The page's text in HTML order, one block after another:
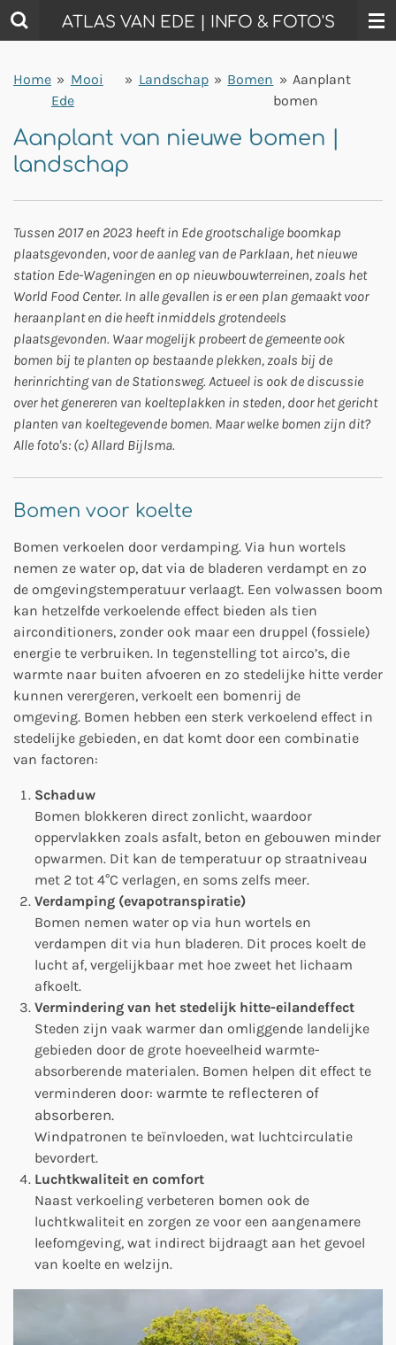
Ga
direct
de
hoofdinhoud
ATLAS VAN EDE | INFO & FOTO'S
Home » Mooi
Ede
» Landschap » Bomen » Aanplant
bomen
Aanplant van nieuwe bomen |
landschap
Tussen 2017 en 2023 heeft in Ede grootschalige boomkap
plaatsgevonden, voor de aanleg van de Parklaan, het nieuwe
station Ede-Wageningen en op nieuwbouwterreinen, zoals het
World Food Center. In alle gevallen is er een plan gemaakt voor
heraanplant en die heeft inmiddels grotendeels
plaatsgevonden. Waar mogelijk probeert de gemeente ook
bomen bij te planten op bestaande plekken, zoals bij de
herinrichting van de Stationsweg. Actueel is ook de discussie
over het genereren van koelteplakken in steden, door het gericht
planten van koeltegevende bomen. Maar welke bomen zijn dit?
Alle foto's: (c) Allard Bijlsma.
Bomen voor koelte
Bomen verkoelen door verdamping. Via hun wortels
nemen ze water op, dat via de bladeren verdampt en zo
de omgevingstemperatuur verlaagt. Een volwassen boom
kan hetzelfde verkoelende effect bieden als tien
airconditioners, zonder ook maar een druppel (fossiele)
energie te verbruiken. In tegenstelling tot airco’s, die
warmte naar buiten afvoeren en zo stedelijke hitte verder
kunnen verergeren, verkoelt een bomenrij de
omgeving. Bomen hebben een sterk verkoelend effect in
stedelijke gebieden, en dat komt door een combinatie
van factoren:
Schaduw
Bomen blokkeren direct zonlicht, waardoor
oppervlakken zoals asfalt, beton en gebouwen minder
opwarmen. Dit kan de temperatuur op straatniveau
met 2 tot 4°C verlagen, en soms zelfs meer.
Verdamping (evapotranspiratie)
Bomen nemen water op via hun wortels en
verdampen dit via hun bladeren. Dit proces koelt de
lucht af, vergelijkbaar met hoe zweet het lichaam
afkoelt.
Vermindering van het stedelijk hitte-eilandeffect
Steden zijn vaak warmer dan omliggende landelijke
gebieden door de grote hoeveelheid warmte-
absorberende materialen. Bomen helpen dit effect te
verminderen door: warmte te reflecteren of
absorberen.
Windpatronen te beïnvloeden, wat luchtcirculatie
bevordert.
Luchtkwaliteit en comfort
Naast verkoeling verbeteren bomen ook de
luchtkwaliteit en zorgen ze voor een aangenamere
leefomgeving, wat indirect bijdraagt aan het gevoel
van koelte en welzijn.